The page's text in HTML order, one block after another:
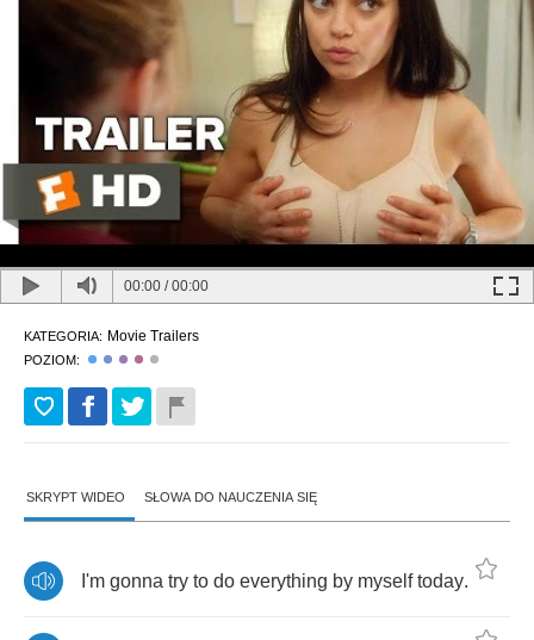
00:00 /00:00
KATEGORIA: Movie Trailers
POZIOM:
SKRYPT WIDEO SŁOWA DO NAUCZENIA SIĘ
I'm gonna try to do everything by myself today.